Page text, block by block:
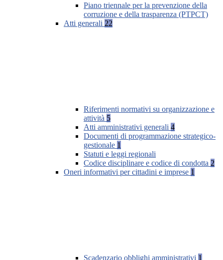
Piano triennale per la prevenzione della
corruzione e della trasparenza (PTPCT)
Atti generali 22
Riferimenti normativi su organizzazione e
attività 5
Atti amministrativi generali 4
Documenti di programmazione strategico-
gestionale 1
Statuti e leggi regionali
Codice disciplinare e codice di condotta 2
Oneri informativi per cittadini e imprese 1
Scadenzario obblighi amministrativi 1